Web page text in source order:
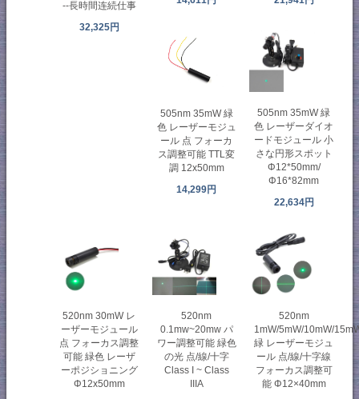
--長時間连続仕事
32,325円
505nm 35mW 緑
色 レーザーモジュ
ール 点 フォーカ
ス調整可能 TTL変
調 12x50mm
14,299円
505nm 35mW 緑
色 レーザーダイオ
ードモジュール 小
さな円形スポット
Φ12*50mm/
Φ16*82mm
22,634円
520nm 30mW レ
ーザーモジュール
点 フォーカス調整
可能 緑色 レーザ
ーポジショニング
Φ12x50mm
520nm
0.1mw~20mw パ
ワー調整可能 緑色
の光 点/線/十字
Class I ~ Class
IIIA
520nm
1mW/5mW/10mW/
緑 レーザーモジュ
ール 点/線/十字線
フォーカス調整可
能 Φ12×40mm